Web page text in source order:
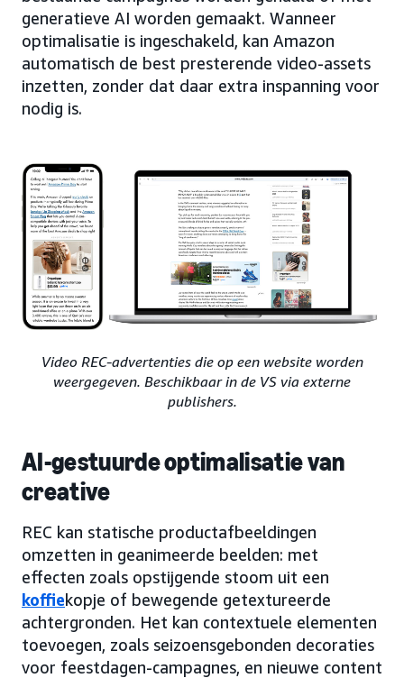
generatieve AI worden gemaakt. Wanneer
optimalisatie is ingeschakeld, kan Amazon
automatisch de best presterende video-assets
inzetten, zonder dat daar extra inspanning voor
nodig is.
Video REC-advertenties die op een website worden
weergegeven. Beschikbaar in de VS via externe
publishers.
AI-gestuurde optimalisatie van
creative
REC kan statische productafbeeldingen
omzetten in geanimeerde beelden: met
effecten zoals opstijgende stoom uit een
koffiekopje of bewegende getextureerde
achtergronden. Het kan contextuele elementen
toevoegen, zoals seizoensgebonden decoraties
voor feestdagen-campagnes, en nieuwe content